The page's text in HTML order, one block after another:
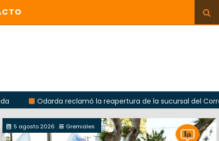
reclamó la reapertura de la sucursal del Correo
5 agosto 2026 Gremiales